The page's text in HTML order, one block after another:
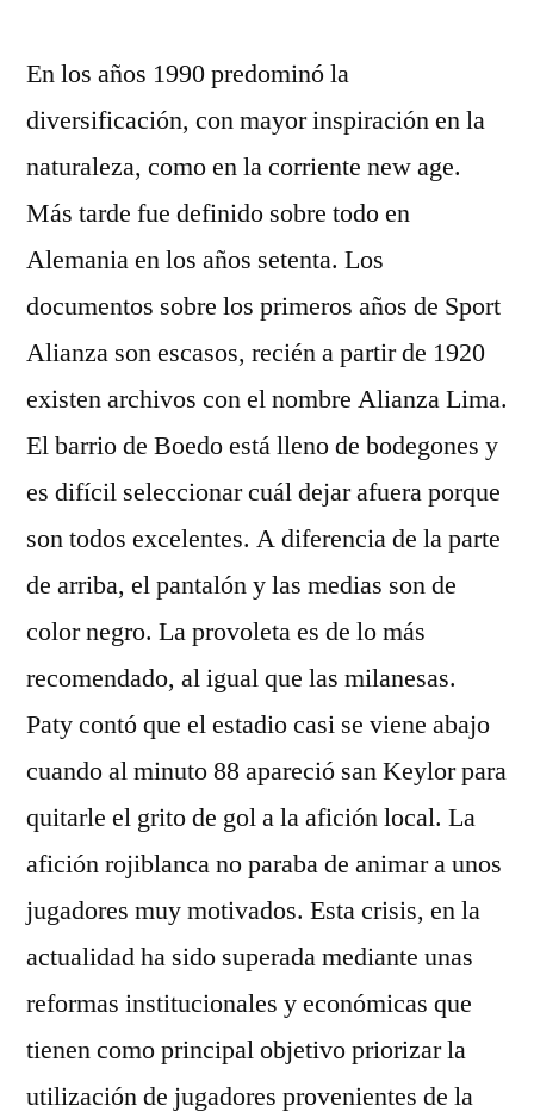
En los años 1990 predominó la
diversificación, con mayor inspiración en la
naturaleza, como en la corriente new age.
Más tarde fue definido sobre todo en
Alemania en los años setenta. Los
documentos sobre los primeros años de Sport
Alianza son escasos, recién a partir de 1920
existen archivos con el nombre Alianza Lima.
El barrio de Boedo está lleno de bodegones y
es difícil seleccionar cuál dejar afuera porque
son todos excelentes. A diferencia de la parte
de arriba, el pantalón y las medias son de
color negro. La provoleta es de lo más
recomendado, al igual que las milanesas.
Paty contó que el estadio casi se viene abajo
cuando al minuto 88 apareció san Keylor para
quitarle el grito de gol a la afición local. La
afición rojiblanca no paraba de animar a unos
jugadores muy motivados. Esta crisis, en la
actualidad ha sido superada mediante unas
reformas institucionales y económicas que
tienen como principal objetivo priorizar la
utilización de jugadores provenientes de la